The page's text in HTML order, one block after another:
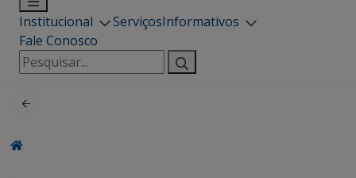
Institucional ServiçosInformativos
Fale Conosco
Pesquisar
por: